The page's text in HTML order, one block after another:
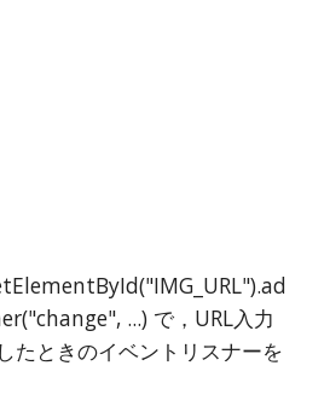
...) で，URL入力
たときのイベントリスナーを